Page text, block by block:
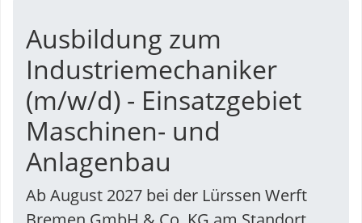
Ausbildung zum
Industriemechaniker
(m/w/d) - Einsatzgebiet
Maschinen- und
Anlagenbau
Ab August 2027 bei der Lürssen Werft